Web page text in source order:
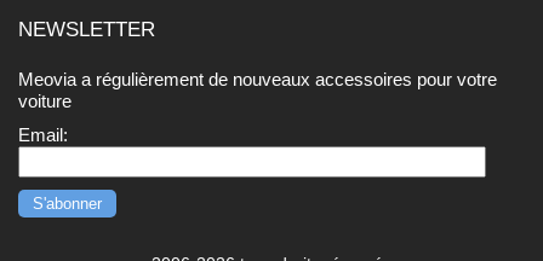
NEWSLETTER
Meovia a régulièrement de nouveaux accessoires pour votre
voiture
Email: